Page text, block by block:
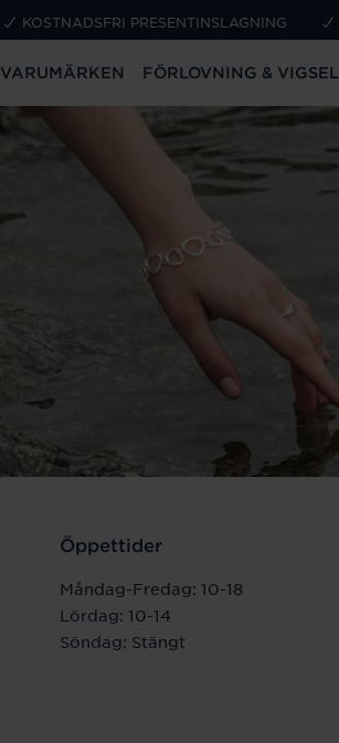
KOSTNADSFRI PRESENTINSLAGNING
VARUMÄRKEN FÖRLOVNING & VIGSEL
Öppettider
Måndag-Fredag: 10-18
Lördag: 10-14
Söndag: Stängt